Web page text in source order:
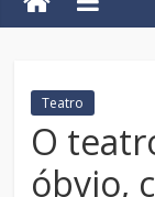
Teatro
O
óbvio,